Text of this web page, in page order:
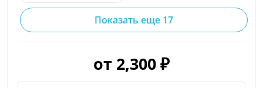
Показать еще 17
от 2,300 ₽